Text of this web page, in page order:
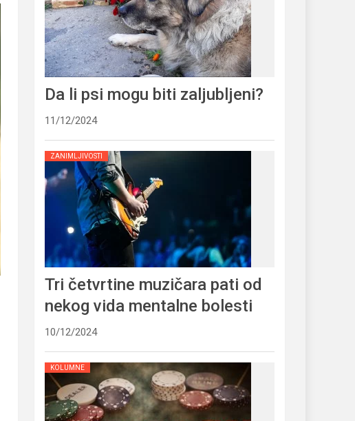
Da li psi mogu biti zaljubljeni?
11/12/2024
ZANIMLJIVOSTI
Tri četvrtine muzičara pati od
nekog vida mentalne bolesti
10/12/2024
KOLUMNE